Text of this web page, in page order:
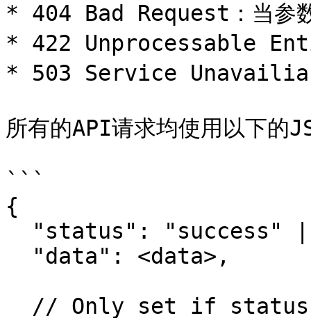
* 404 Bad Request：当参
* 422 Unprocessable
* 503 Service
所有的API请求均使用以下的
```
{